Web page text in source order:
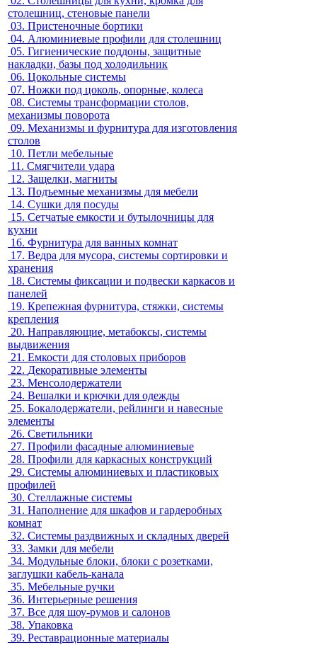
столешниц, стеновые панели
03. Пристеночные бортики
04. Алюминиевые профили для столешниц
05. Гигиенические поддоны, защитные
накладки, базы под холодильник
06. Цокольные системы
07. Ножки под цоколь, опорные, колеса
08. Системы трансформации столов,
механизмы поворота
09. Механизмы и фурнитура для изготовления
столов
10. Петли мебельные
11. Смягчители удара
12. Защелки, магниты
13. Подъемные механизмы для мебели
14. Сушки для посуды
15. Сетчатые емкости и бутылочницы для
кухни
16. Фурнитура для ванных комнат
17. Ведра для мусора, системы сортировки и
хранения
18. Системы фиксации и подвески каркасов и
панелей
19. Крепежная фурнитура, стяжки, системы
крепления
20. Направляющие, метабоксы, системы
выдвижения
21. Емкости для столовых приборов
22. Декоративные элементы
23. Менсолодержатели
24. Вешалки и крючки для одежды
25. Бокалодержатели, рейлинги и навесные
элементы
26. Светильники
27. Профили фасадные алюминиевые
28. Профили для каркасных конструкций
29. Системы алюминиевых и пластиковых
профилей
30. Стеллажные системы
31. Наполнение для шкафов и гардеробных
комнат
32. Системы раздвижных и складных дверей
33. Замки для мебели
34. Модульные блоки, блоки с розетками,
заглушки кабель-канала
35. Мебельные ручки
36. Интерьерные решения
37. Все для шоу-румов и салонов
38. Упаковка
39. Реставрационные материалы